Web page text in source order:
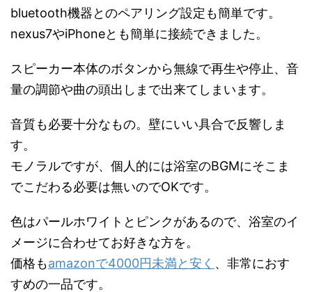
bluetooth機器とのペアリング設定も簡単です。
nexus7やiPhoneとも簡単に接続できました。
スピーカー本体のボタンから無線で再生や停止、音
量の調節や曲の頭出しまで出来てしまいます。
音質も必要十分なもの。壁にいい具合で反響しま
す。
モノラルですが、個人的には浴室のBGMにそこま
でこだわる必要は無いのでOKです。
色はパールホワイトとピンクがあるので、浴室のイ
メージに合わせてお好きな方を。
価格もamazonで4000円未満と安く 、非常におす
すめの一品です。